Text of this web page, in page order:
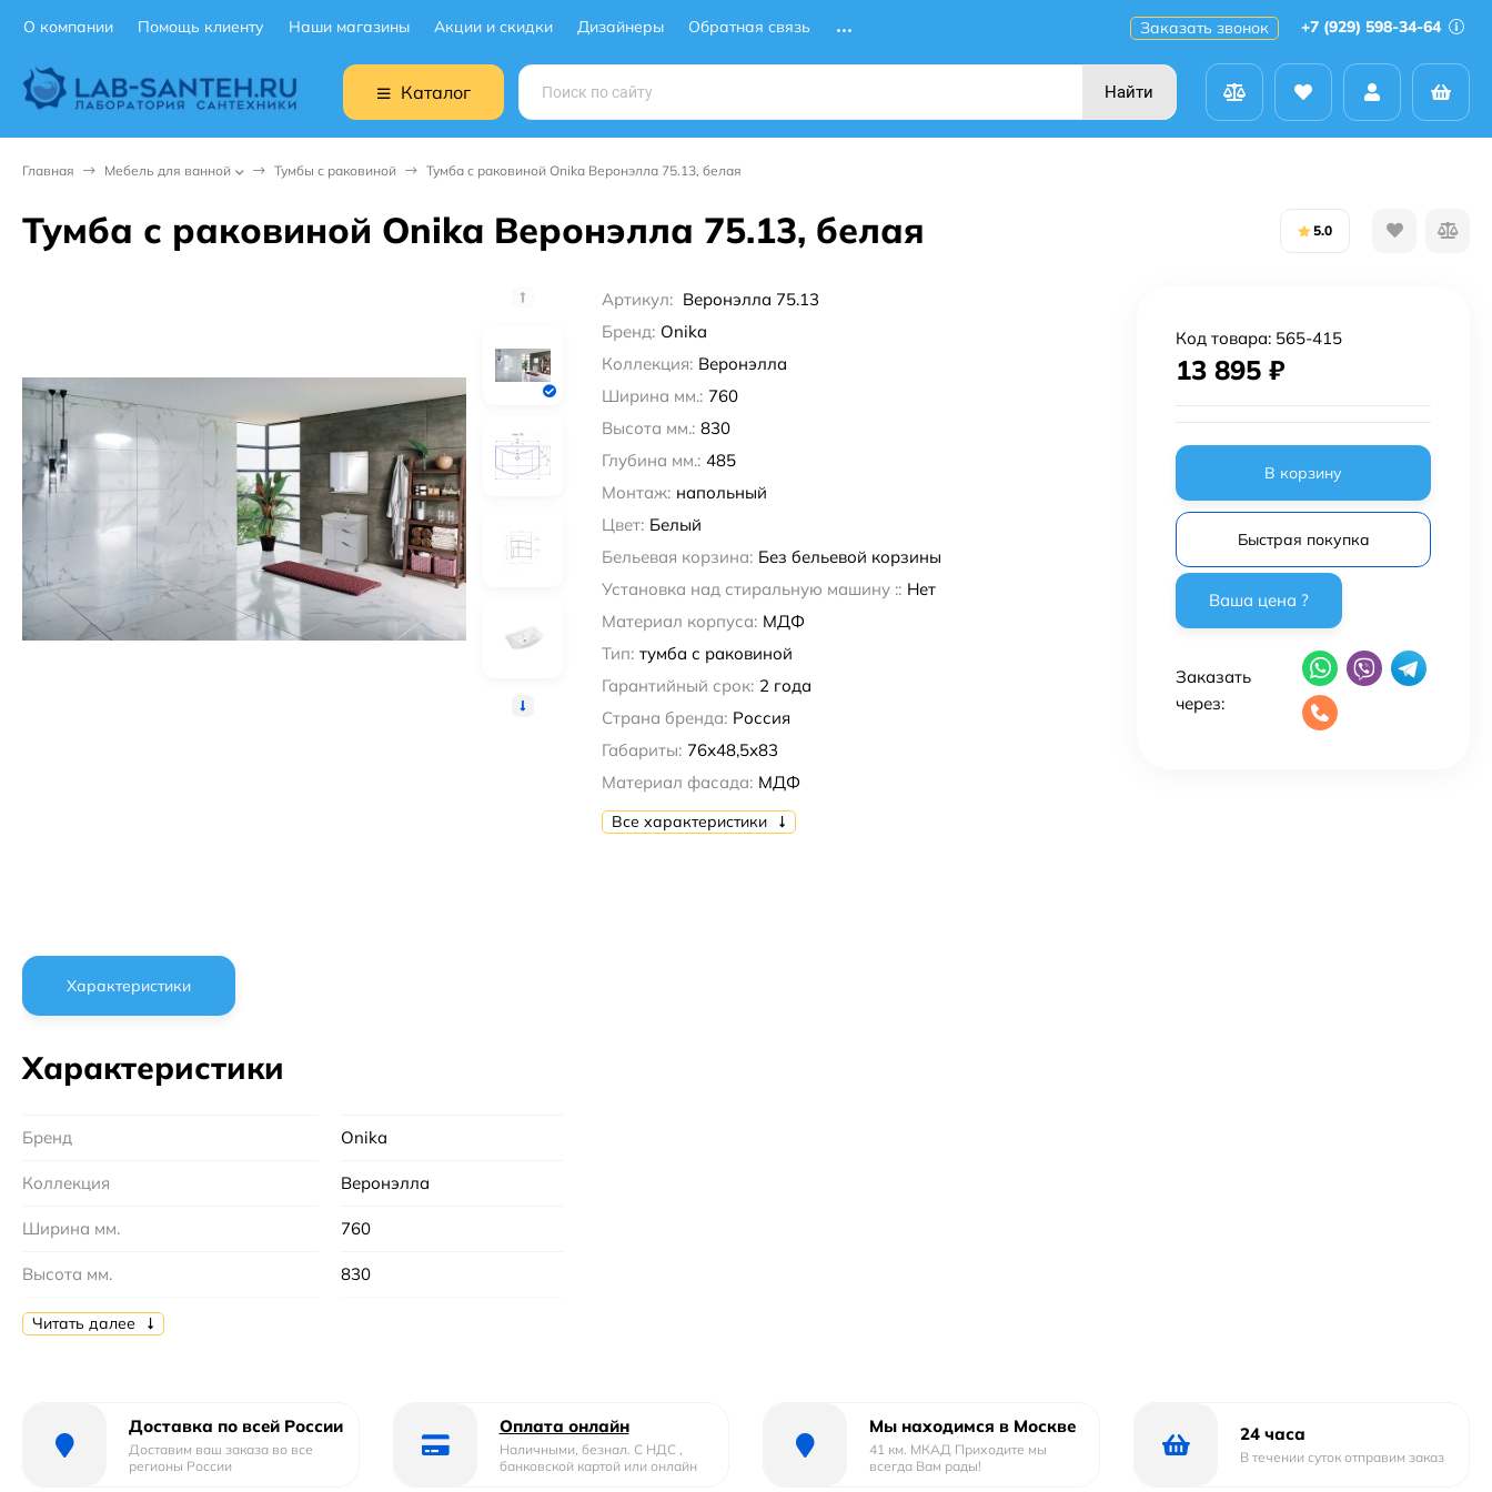
О компании Помощь клиенту Наши магазины Акции и скидки Дизайнеры Обратная связь Заказать звонок +7 (929) 598-34-64
Каталог Найти
Главная Мебель для ванной Тумбы с раковиной Тумба с раковиной Onika Веронэлла 75.13, белая
Тумба с раковиной Onika Веронэлла 75.13, белая 5.0
Артикул: Веронэлла 75.13
Бренд: Onika
Коллекция: Веронэлла
Ширина мм.: 760
Высота мм.: 830
Глубина мм.: 485
Монтаж: напольный
Цвет: Белый
Бельевая корзина: Без бельевой корзины
Установка над стиральную машину :: Нет
Материал корпуса: МДФ
Тип: тумба с раковиной
Гарантийный срок: 2 года
Страна бренда: Россия
Габариты: 76х48,5х83
Материал фасада: МДФ
Все характеристики
Код товара: 565-415
13 895 ₽
В корзину
Быстрая покупка
Заказать
через:
Характеристики
Характеристики
Бренд Onika
Коллекция Веронэлла
Ширина мм. 760
Высота мм. 830
Глубина мм.
Бельевая корзина Без бельевой корзины
Читать далее
Доставка по всей России
Доставим ваш заказа во все
регионы России
Оплата онлайн
Наличными, безнал. С НДС ,
банковской картой или онлайн
Мы находимся в Москве
41 км. МКАД Приходите мы
всегда Вам рады!
24 часа
В течении суток отправим заказ